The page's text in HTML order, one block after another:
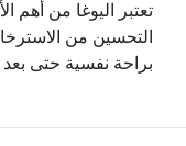
تعتبر اليوغا من أهم
التحسين من
براحة نفسية حتى